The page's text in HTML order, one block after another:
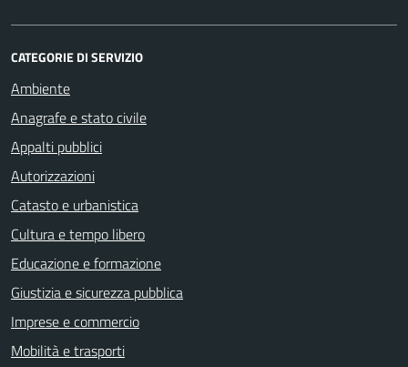
CATEGORIE DI SERVIZIO
Ambiente
Anagrafe e stato civile
Appalti pubblici
Autorizzazioni
Catasto e urbanistica
Cultura e tempo libero
Educazione e formazione
Giustizia e sicurezza pubblica
Imprese e commercio
Mobilità e trasporti